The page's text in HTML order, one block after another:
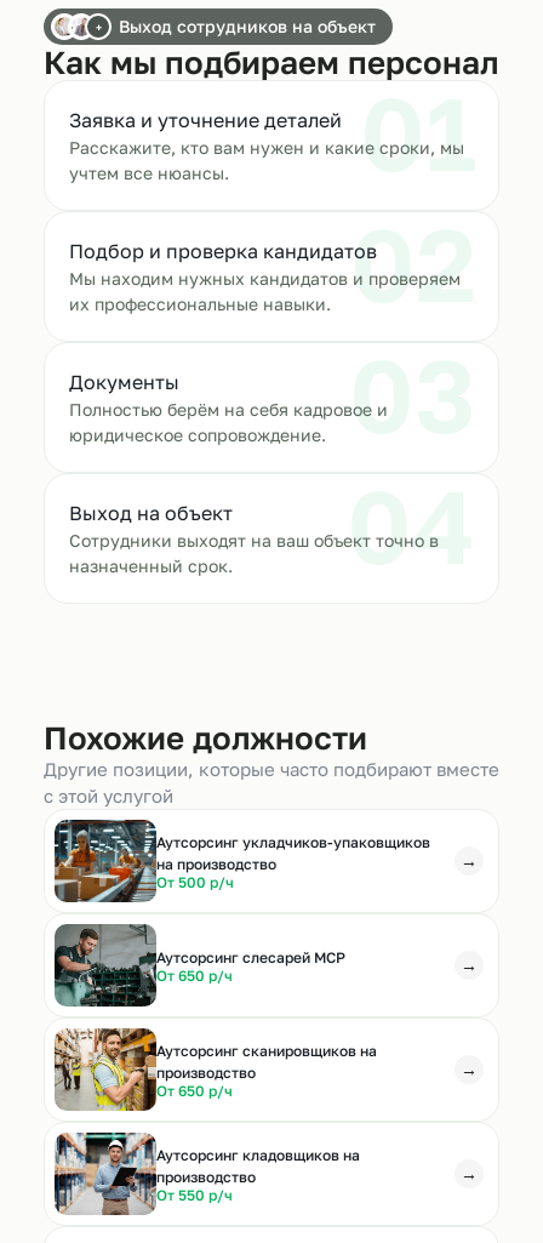
+ Выход сотрудников на объект
Как мы подбираем персонал
01
Заявка и уточнение деталей
Расскажите, кто вам нужен и какие сроки, мы
учтем все нюансы.
02
Подбор и проверка кандидатов
Мы находим нужных кандидатов и проверяем
их профессиональные навыки.
03
Документы
Полностью берём на себя кадровое и
юридическое сопровождение.
04
Выход на объект
Сотрудники выходят на ваш объект точно в
назначенный срок.
Похожие должности
Другие позиции, которые часто подбирают вместе
с этой услугой
Аутсорсинг укладчиков-упаковщиков
на производство
От 500 р/ч
→
Аутсорсинг слесарей МСР
От 650 р/ч
→
Аутсорсинг сканировщиков на
производство
От 650 р/ч
→
Аутсорсинг кладовщиков на
производство
От 550 р/ч
→